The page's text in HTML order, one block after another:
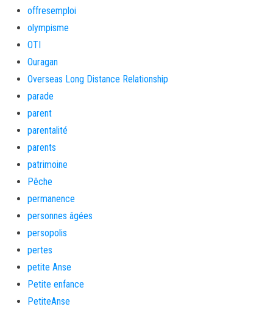
offresemploi
olympisme
OTI
Ouragan
Overseas Long Distance Relationship
parade
parent
parentalité
parents
patrimoine
Pêche
permanence
personnes âgées
persopolis
pertes
petite Anse
Petite enfance
PetiteAnse